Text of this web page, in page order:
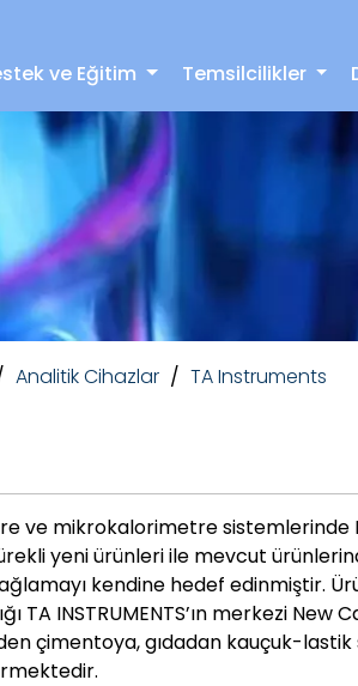
ve Eğitim
Teknik Destek
Temsilcilikler
Analitik Cihazlar / TA Instruments
ve mikrokalorimetre sistemlerinde
yeni ürünleri ile mevcut
kendine hedef edinmiştir.
TA INSTRUMENTS’ın merkezi
çimentoya, gıdadan kauçuk-